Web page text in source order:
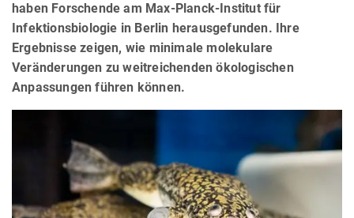
haben Forschende am Max-Planck-Institut für
Infektionsbiologie in Berlin herausgefunden. Ihre
Ergebnisse zeigen, wie minimale molekulare
Veränderungen zu weitreichenden ökologischen
Anpassungen führen können.